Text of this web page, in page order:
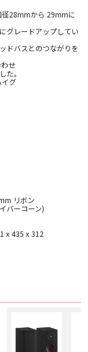
28mmから 29mmに
グレードアップしてい
ドバスとのつながりを
せ
た。
グ
リボン
バーコーン)
x 435 x 312